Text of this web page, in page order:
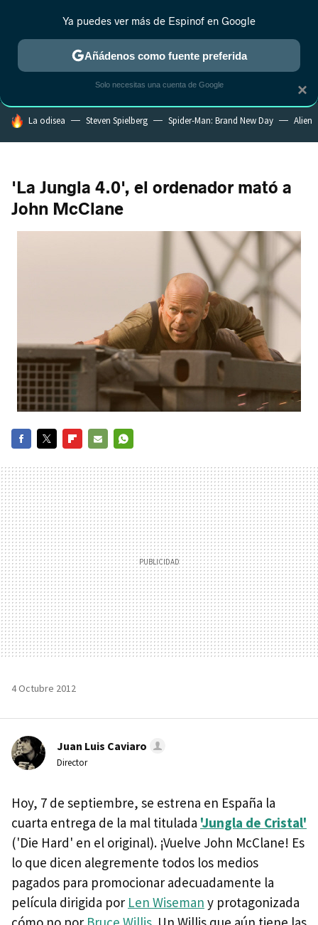
ESTRENOS REALITY ANIME RANKINGS CINE
HOY SE HABLA DE
La odisea Steven Spielberg Spider-Man: Brand New Day Alien
'La Jungla 4.0', el ordenador mató a
John McClane
MAIL
4 Octubre 2012
Juan Luis Caviaro
Director
Hoy, 7 de septiembre, se estrena en España la
cuarta entrega de la mal titulada 'Jungla de Cristal'
('Die Hard' en el original). ¡Vuelve John McClane! Es
lo que dicen alegremente todos los medios
pagados para promocionar adecuadamente la
película dirigida por Len Wiseman y protagonizada
×
Ya puedes ver más de Espinof en Google
Añádenos como fuente preferida
Solo necesitas una cuenta de Google